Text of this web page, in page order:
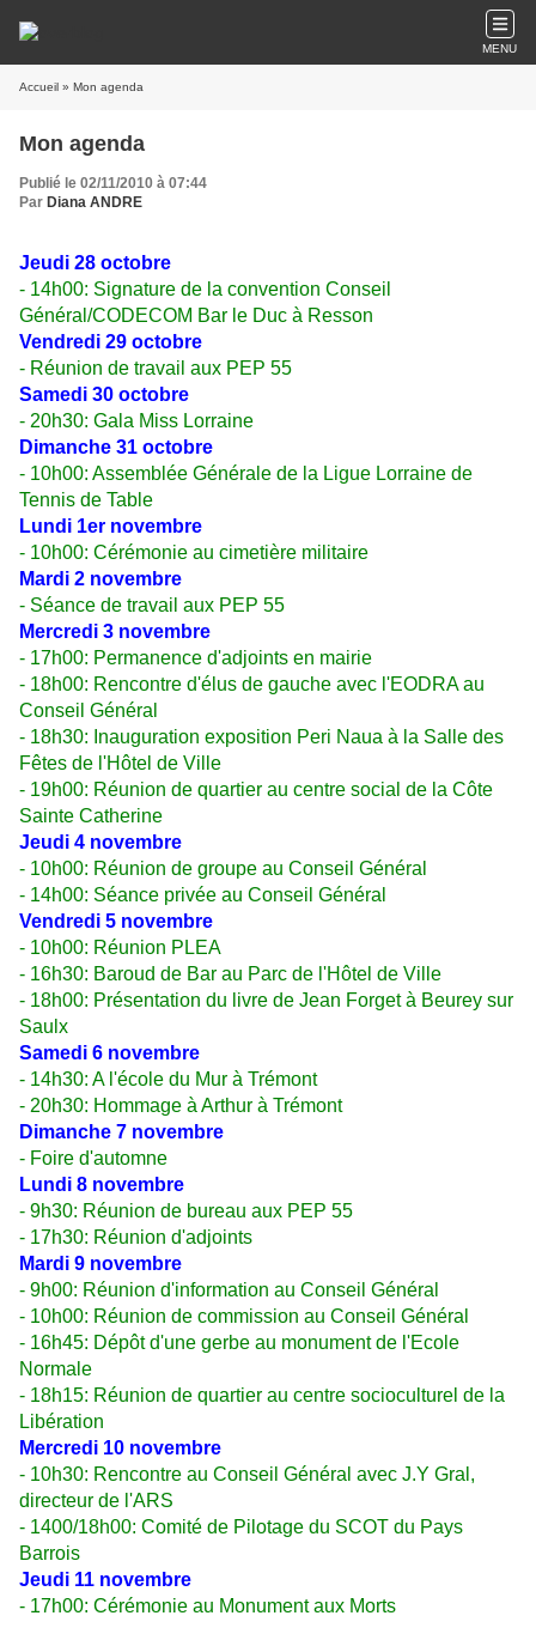
MENU
Accueil » Mon agenda
Mon agenda
Publié le 02/11/2010 à 07:44
Par Diana ANDRE
Jeudi 28 octobre
- 14h00: Signature de la convention Conseil
Général/CODECOM Bar le Duc à Resson
Vendredi 29 octobre
- Réunion de travail aux PEP 55
Samedi 30 octobre
- 20h30: Gala Miss Lorraine
Dimanche 31 octobre
- 10h00: Assemblée Générale de la Ligue Lorraine de
Tennis de Table
Lundi 1er novembre
- 10h00: Cérémonie au cimetière militaire
Mardi 2 novembre
- Séance de travail aux PEP 55
Mercredi 3 novembre
- 17h00: Permanence d'adjoints en mairie
- 18h00: Rencontre d'élus de gauche avec l'EODRA au
Conseil Général
- 18h30: Inauguration exposition Peri Naua à la Salle des
Fêtes de l'Hôtel de Ville
- 19h00: Réunion de quartier au centre social de la Côte
Sainte Catherine
Jeudi 4 novembre
- 10h00: Réunion de groupe au Conseil Général
- 14h00: Séance privée au Conseil Général
Vendredi 5 novembre
- 10h00: Réunion PLEA
- 16h30: Baroud de Bar au Parc de l'Hôtel de Ville
- 18h00: Présentation du livre de Jean Forget à Beurey sur
Saulx
Samedi 6 novembre
- 14h30: A l'école du Mur à Trémont
- 20h30: Hommage à Arthur à Trémont
Dimanche 7 novembre
- Foire d'automne
Lundi 8 novembre
- 9h30: Réunion de bureau aux PEP 55
- 17h30: Réunion d'adjoints
Mardi 9 novembre
- 9h00: Réunion d'information au Conseil Général
- 10h00: Réunion de commission au Conseil Général
- 16h45: Dépôt d'une gerbe au monument de l'Ecole
Normale
- 18h15: Réunion de quartier au centre socioculturel de la
Libération
Mercredi 10 novembre
- 10h30: Rencontre au Conseil Général avec J.Y Gral,
directeur de l'ARS
- 1400/18h00: Comité de Pilotage du SCOT du Pays
Barrois
Jeudi 11 novembre
- 17h00: Cérémonie au Monument aux Morts